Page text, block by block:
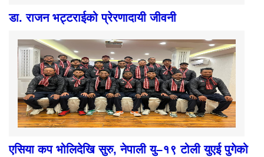
डा. राजन भट्टराईको प्रेरणादायी जीवनी
एसिया कप भोलिदेखि सुरु, नेपाली यु–१९ टोली युएई पुगेको